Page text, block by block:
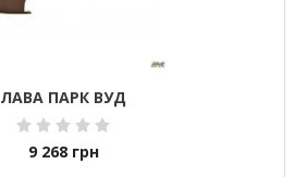
ЛАВА ПАРК ВУД
9 268 грн